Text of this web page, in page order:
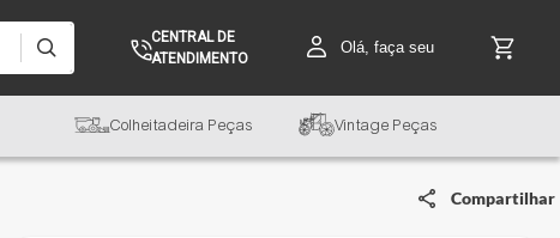
CENTRAL DE
ATENDIMENTO
Olá, faça seu
Colheitadeira Peças Vintage Peças
Compartilhar